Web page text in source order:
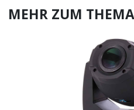
MEHR ZUM THEMA